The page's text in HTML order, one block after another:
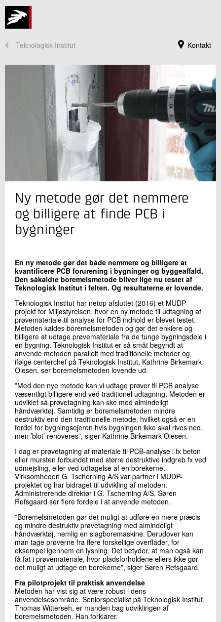
Kontakt
Teknologisk Institut
Jeg er din kontaktperson
Lene Dalvang
Seniorkonsulent
Bæredygtigt byggeri
+45 72 20 22 57
Send e-mail
Skriv til mig
Send
Ny metode gør det nemmere
og billigere at finde PCB i
bygninger
En ny metode gør det både nemmere og billigere at
kvantificere PCB forurening i bygninger og byggeaffald.
Den såkaldte boremelsmetode bliver lige nu testet af
Teknologisk Institut i felten. Og resultaterne er lovende.
Teknologisk Institut har netop afsluttet (2016) et MUDP-
projekt for Miljøstyrelsen, hvor en ny metode til udtagning af
prøvemateriale til analyse for PCB indhold er blevet testet.
Metoden kaldes boremelsmetoden og gør det enklere og
billigere at udtage prøvemateriale fra de tunge bygningsdele i
en bygning. Teknologisk Institut er så småt begyndt at
anvende metoden parallelt med traditionelle metoder og
ifølge centerchef på Teknologisk Institut, Kathrine Birkemark
Olesen, ser boremelsmetoden lovende ud.
”Med den nye metode kan vi udtage prøver til PCB analyse
væsentligt billigere end ved traditionel udtagning. Metoden er
udviklet så prøvetagning kan ske med almindeligt
håndværktøj. Samtidig er boremelsmetoden mindre
destruktiv end den traditionelle metode, hvilket også er en
fordel for bygningsejeren hvis bygningen ikke skal rives ned,
men ’blot’ renoveres”, siger Kathrine Birkemark Olesen.
I dag er prøvetagning af materiale til PCB-analyse i fx beton
eller mursten forbundet med større destruktive indgreb fx ved
udmejsling, eller ved udtagelse af en borekerne.
Virksomheden G. Tscherning A/S var partner i MUDP-
projektet og har bidraget til udvikling af metoden.
Administrerende direktør i G. Tscherning A/S, Søren
Refsgaard ser flere fordele i at anvende metoden.
”Boremelsmetoden gør det muligt at udføre en mere præcis
og mindre destruktiv prøvetagning med almindeligt
håndværktøj, nemlig en slagboremaskine. Derudover kan
man tage prøverne fra flere forskellige overflader, for
eksempel igennem en lysning. Det betyder, at man også kan
få fat i prøvemateriale, hvor pladsforholdene ellers ikke gør
det muligt at udtage en borekerne”, siger Søren Refsgaard.
Fra pilotprojekt til praktisk anvendelse
Metoden har vist sig at være robust i dens
anvendelsesområde. Seniorspecialist på Teknologisk Institut,
Thomas Witterseh, er manden bag udviklingen af
boremelsmetoden. Han forklarer.